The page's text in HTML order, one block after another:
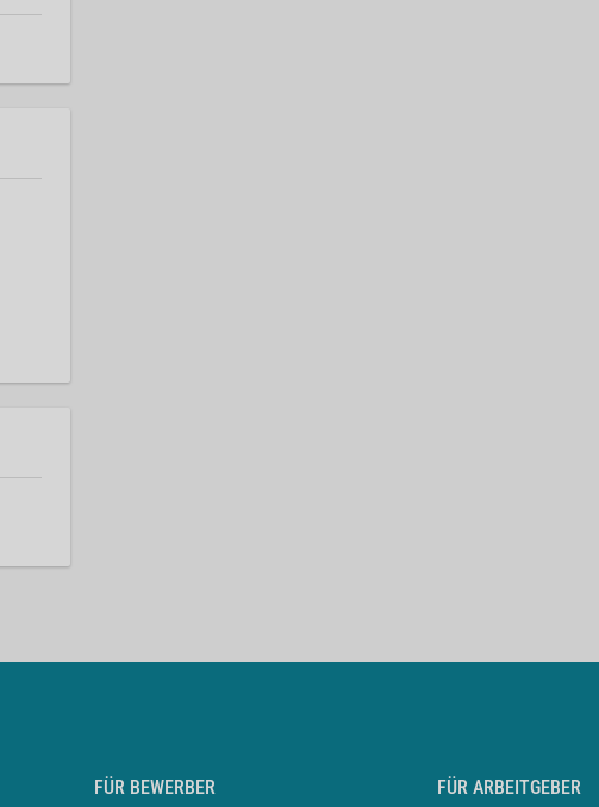
FÜR BEWERBER FÜR ARBEITGEBER